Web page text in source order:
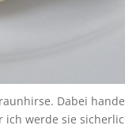
Dabei
ich werde sie